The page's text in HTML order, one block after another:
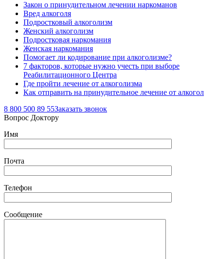
Закон о принудительном лечении наркоманов
Вред алкоголя
Подростковый алкоголизм
Женский алкоголизм
Подростковая наркомания
Женская наркомания
Помогает ли кодирование при алкоголизме?
7 факторов, которые нужно учесть при выборе
Реабилитационного Центра
Где пройти лечение от алкоголизма
Как отправить на принудительное лечение от алкогол
8 800 500 89 55Заказать звонок
Вопрос Доктору
Имя
Почта
Телефон
Сообщение